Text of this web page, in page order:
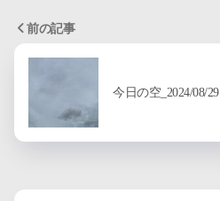
前の記事
今日の空_2024/08/29